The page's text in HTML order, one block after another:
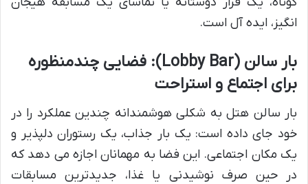
انگیز، ایده آل است.
بار سالن (Lobby Bar): فضایی چندمنظوره
برای اجتماع و استراحت
بار سالن هتل به شکلی هوشمندانه چندین عملکرد را در
خود جای داده است: یک بار جذاب، یک رستوران دلپذیر و
یک مکان اجتماعی. این فضا به مهمانان اجازه می دهد که
در حین صرف نوشیدنی یا غذا، جدیدترین مسابقات